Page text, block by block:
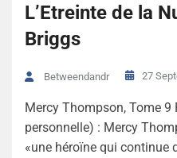
L’Etreinte de la
Briggs
Betweendandr 27
Mercy Thompson, Tome 9
personnelle) : Mercy
«une héroïne qui continue